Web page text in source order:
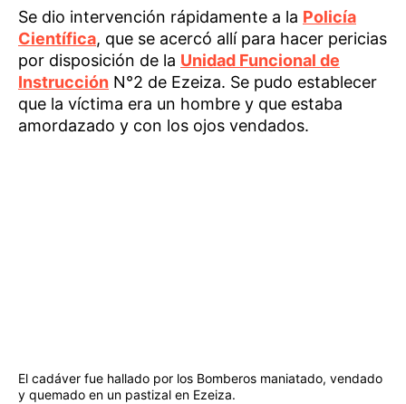
Se dio intervención rápidamente a la Policía
Científica, que se acercó allí para hacer pericias
por disposición de la Unidad Funcional de
Instrucción N°2 de Ezeiza. Se pudo establecer
que la víctima era un hombre y que estaba
amordazado y con los ojos vendados.
El cadáver fue hallado por los Bomberos maniatado, vendado
y quemado en un pastizal en Ezeiza.